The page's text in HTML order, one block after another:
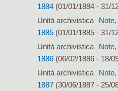
1884 (01/01/1884 - 31/
Unità archivistica
1885 (01/01/1885 - 31/
Unità archivistica
1886 (06/02/1886 - 18/
Unità archivistica
1887 (30/06/1887 - 25/